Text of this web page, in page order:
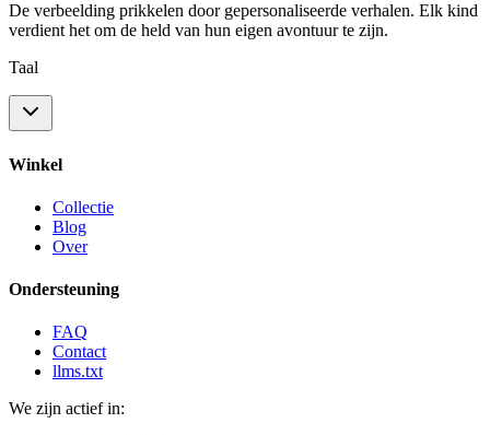
De verbeelding prikkelen door gepersonaliseerde verhalen. Elk kind
verdient het om de held van hun eigen avontuur te zijn.
Taal
Winkel
Collectie
Blog
Over
Ondersteuning
FAQ
Contact
llms.txt
We zijn actief in: